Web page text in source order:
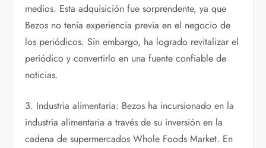
medios. Esta adquisición fue sorprendente, ya que
Bezos no tenía experiencia previa en el negocio de
los periódicos. Sin embargo, ha logrado revitalizar el
periódico y convertirlo en una fuente confiable de
noticias.
3. Industria alimentaria: Bezos ha incursionado en la
industria alimentaria a través de su inversión en la
cadena de supermercados Whole Foods Market. En